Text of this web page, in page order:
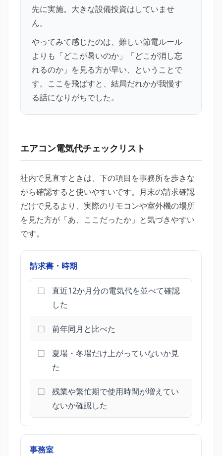
先に実施。大きな設備投資はしていませ
ん。
やってみて感じたのは、難しい節電ルール
よりも「どこが暑いのか」「どこが消し忘
れるのか」を見る方が早い、ということで
す。ここを飛ばすと、結局だれかが我慢す
る話になりがちでした。
エアコン電気代チェックリスト
社内で見直すときは、下の項目を事務所を歩きな
がら確認すると使いやすいです。月末の請求確認
だけで見るより、実際のリモコンや室外機の場所
を見た方が「あ、ここだったか」と気づきやすい
です。
請求書・時期
直近12か月分の電気代を並べて確認
した
前年同月と比べた
夏場・冬場だけ上がっていないか見
た
残業や繁忙期で使用時間が増えてい
ないか確認した
事務室